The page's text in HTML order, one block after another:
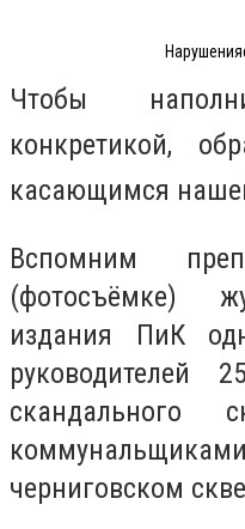
Чтобы
конкретикой,
касающимся
Вспомним
(фотосъёмке)
издания ПиК
руководителей
черниговском